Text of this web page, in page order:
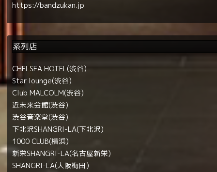
https://bandzukan.jp
系列店
CHELSEA HOTEL(渋谷)
Star lounge(渋谷)
Club MALCOLM(渋谷)
近未来会館(渋谷)
渋谷音楽堂(渋谷)
下北沢SHANGRI-LA(下北沢)
1000 CLUB(横浜)
新栄SHANGRI-LA(名古屋新栄)
SHANGRI-LA(大阪梅田)